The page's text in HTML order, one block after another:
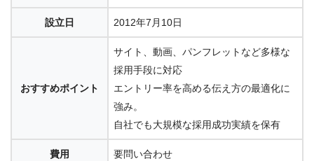
設立日 2012年7月10日
おすすめポイント
サイト、動画、パンフレットなど多様な
採用手段に対応
エントリー率を高める伝え方の最適化に
強み。
自社でも大規模な採用成功実績を保有
費用 要問い合わせ